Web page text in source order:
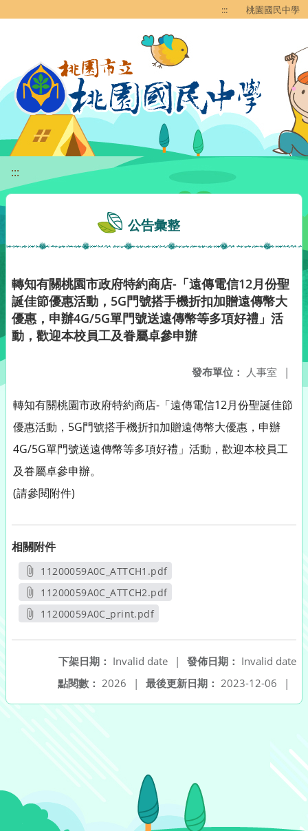
::: 桃園國民中學
:::
公告彙整
轉知有關桃園市政府特約商店-「遠傳電信12月份聖
誕佳節優惠活動，5G門號搭手機折扣加贈遠傳幣大
優惠，申辦4G/5G單門號送遠傳幣等多項好禮」活
動，歡迎本校員工及眷屬卓參申辦
發布單位： 人事室 |
轉知有關桃園市政府特約商店-「遠傳電信12月份聖誕佳節
優惠活動，5G門號搭手機折扣加贈遠傳幣大優惠，申辦
4G/5G單門號送遠傳幣等多項好禮」活動，歡迎本校員工
及眷屬卓參申辦。
(請參閱附件)
相關附件
11200059A0C_ATTCH1.pdf
另開新視窗
11200059A0C_ATTCH2.pdf
另開新視窗
11200059A0C_print.pdf
發佈日期： Invalid date
下架日期： Invalid date
|
最後更新日期： 2023-12-06 |
點閱數： 2026 |